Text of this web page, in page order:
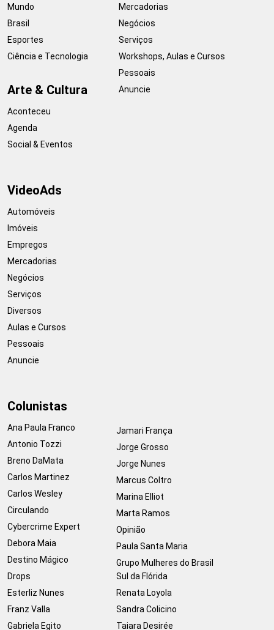
Mundo
Brasil
Esportes
Ciência e Tecnologia
Arte & Cultura
Aconteceu
Agenda
Social & Eventos
Mercadorias
Negócios
Serviços
Workshops, Aulas e Cursos
Pessoais
Anuncie
VideoAds
Automóveis
Imóveis
Empregos
Mercadorias
Negócios
Serviços
Diversos
Aulas e Cursos
Pessoais
Anuncie
Colunistas
Ana Paula Franco
Antonio Tozzi
Breno DaMata
Carlos Martinez
Carlos Wesley
Circulando
Cybercrime Expert
Debora Maia
Destino Mágico
Drops
Esterliz Nunes
Franz Valla
Gabriela Egito
Jamari França
Jorge Grosso
Jorge Nunes
Marcus Coltro
Marina Elliot
Marta Ramos
Opinião
Paula Santa Maria
Grupo Mulheres do Brasil
Sul da Flórida
Renata Loyola
Sandra Colicino
Taiara Desirée